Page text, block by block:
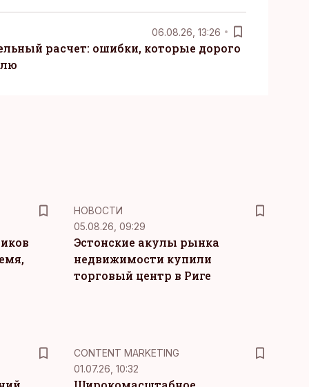
06.08.26, 13:26
расчет: ошибки, которые дорого
НОВОСТИ
05.08.26, 09:29
Эстонские акулы рынка
недвижимости купили
торговый центр в Риге
KM
CONTENT MARKETING
01.07.26, 10:32